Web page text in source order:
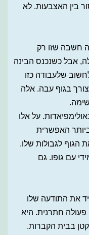
בין האצבעות. לא
חשבה שזו רק
אבל כשנכנס הבינה
שלעבודה כזו
צורך בגוף עבה. אלה
על אלו
האפשרית
הגוף לגבולות שלו.
עם גופו. גם
את התודעה שלו
חתרנית. היא
בבית הקברות.